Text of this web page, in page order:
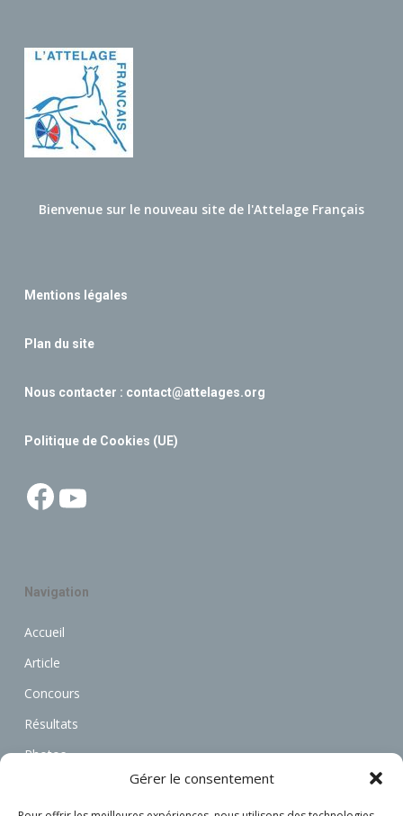
Gérer le consentement
Bienvenue sur le nouveau site de l'Attelage Français
Mentions légales
Plan du site
Nous contacter : contact@attelages.org
Politique de Cookies (UE)
Facebook
Navigation
Accueil
Article
Concours
Résultats
Photos